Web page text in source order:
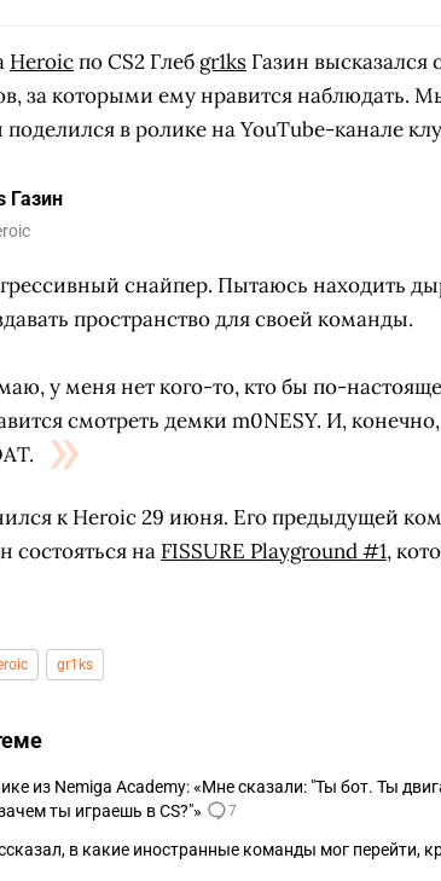
Heroicпо CS2 Глеб gr1ks Газин высказался
за которыми ему нравится наблюдать.
в ролике на YouTube-канале
Газин
снайпер. Пытаюсь находить
пространство для своей команды.
у меня нет кого-то, кто бы по-
смотреть демки m0NESY. И,
к Heroic 29 июня. Его предыдущей
состояться на FISSURE Playground #1,
gr1ks
из Nemiga Academy: «Мне сказали: "Ты бот. Ты
ты играешь в CS?"»
7
в какие иностранные команды мог перейти,